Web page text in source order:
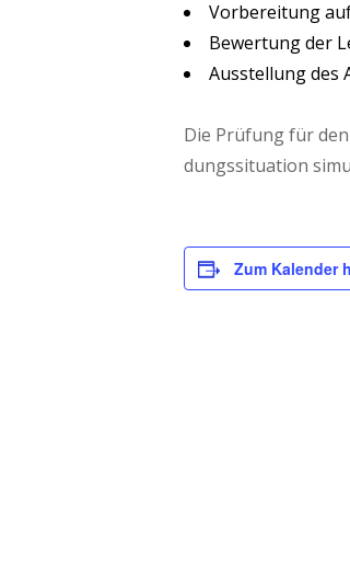
Vor­be­rei­tung
Bewer­tung der
Aus­stel­lung des
Die Prü­fung für
dungs­si­tua­ti­on
Zum Kalender